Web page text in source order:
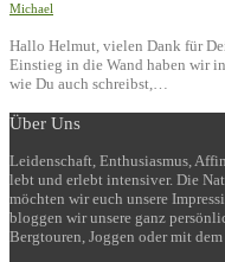
Michael
Hallo Helmut, vielen Dank für
Einstieg in die Wand haben wir
wie Du auch schreibst,…
Über Uns
Leidenschaft, Enthusiasmus,
lebt und erlebt intensiver. Die
möchten wir euch unsere
bloggen wir unsere ganz
Bergtouren, Joggen oder mit